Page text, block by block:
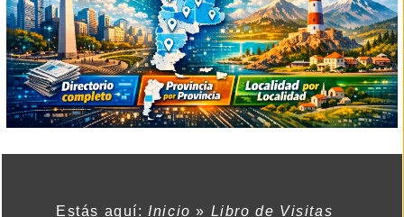
Estás aquí: Inicio» Libro de Visitas